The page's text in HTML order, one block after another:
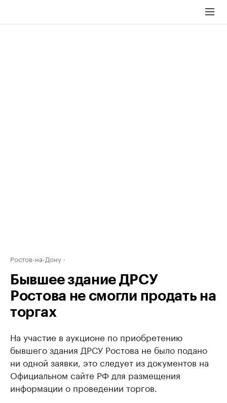
Ростов-на-Дону
Бывшее здание ДРСУ
Ростова не смогли продать на
торгах
На участие в аукционе по приобретению
бывшего здания ДРСУ Ростова не было подано
ни одной заявки, это следует из документов на
Официальном сайте РФ для размещения
информации о проведении торгов.